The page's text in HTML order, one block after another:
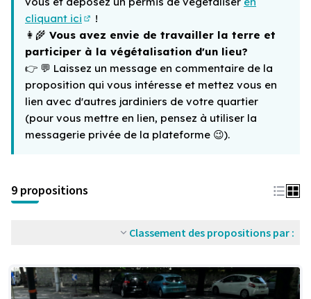
cliquant ici
(Lien externe)
!
👩‍🌾 Vous avez envie de travailler la terre et
participer à la végétalisation d'un lieu?
👉 💬 Laissez un message en commentaire de la
proposition qui vous intéresse et mettez vous en
lien avec d'autres jardiniers de votre quartier
(pour vous mettre en lien, pensez à utiliser la
messagerie privée de la plateforme 😉).
9 propositions
Classement des propositions par :